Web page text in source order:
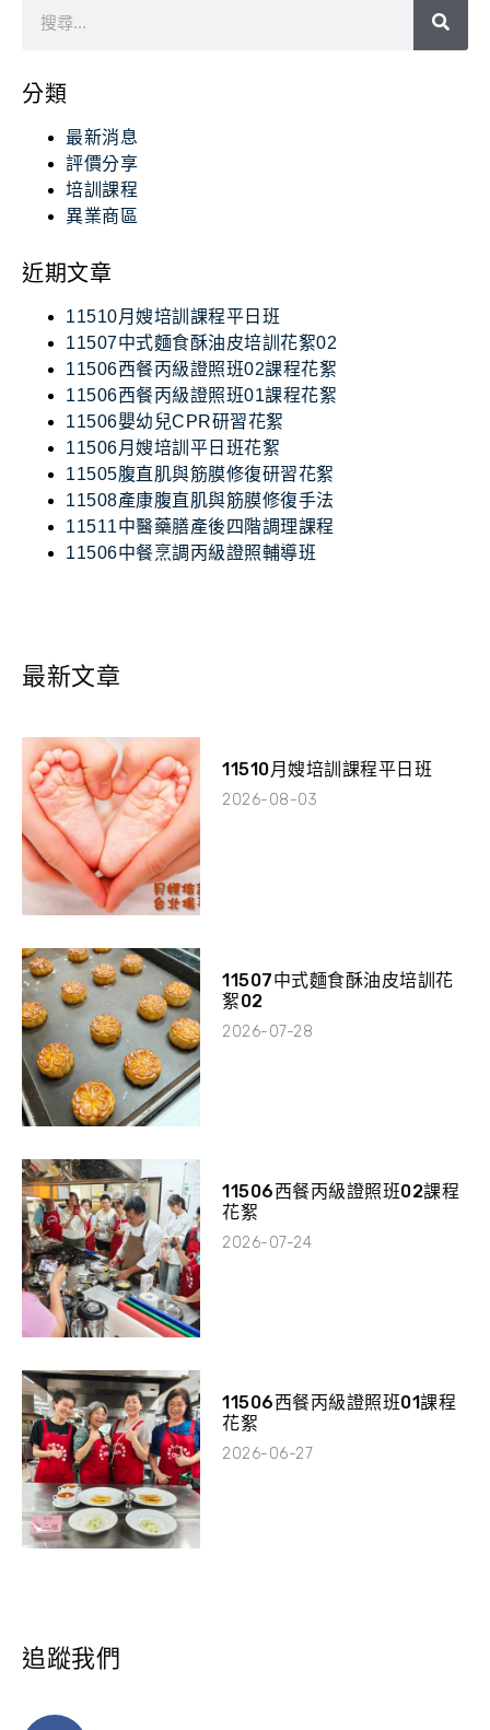
分類
最新消息
評價分享
培訓課程
異業商區
近期文章
11510月嫂培訓課程平日班
11507中式麵食酥油皮培訓花絮02
11506西餐丙級證照班02課程花絮
11506西餐丙級證照班01課程花絮
11506嬰幼兒CPR研習花絮
11506月嫂培訓平日班花絮
11505腹直肌與筋膜修復研習花絮
11508產康腹直肌與筋膜修復手法
11511中醫藥膳產後四階調理課程
11506中餐烹調丙級證照輔導班
最新文章
11510月嫂培訓課程平日班
2026-08-03
11507中式麵食酥油皮培訓花
絮02
2026-07-28
11506西餐丙級證照班02課程
花絮
2026-07-24
11506西餐丙級證照班01課程
花絮
2026-06-27
追蹤我們